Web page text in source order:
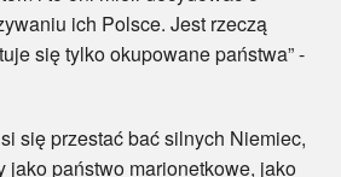
ich Polsce. Jest rzeczą
się tylko okupowane państwa” -
bać silnych Niemiec,
jako państwo marionetkowe, jako